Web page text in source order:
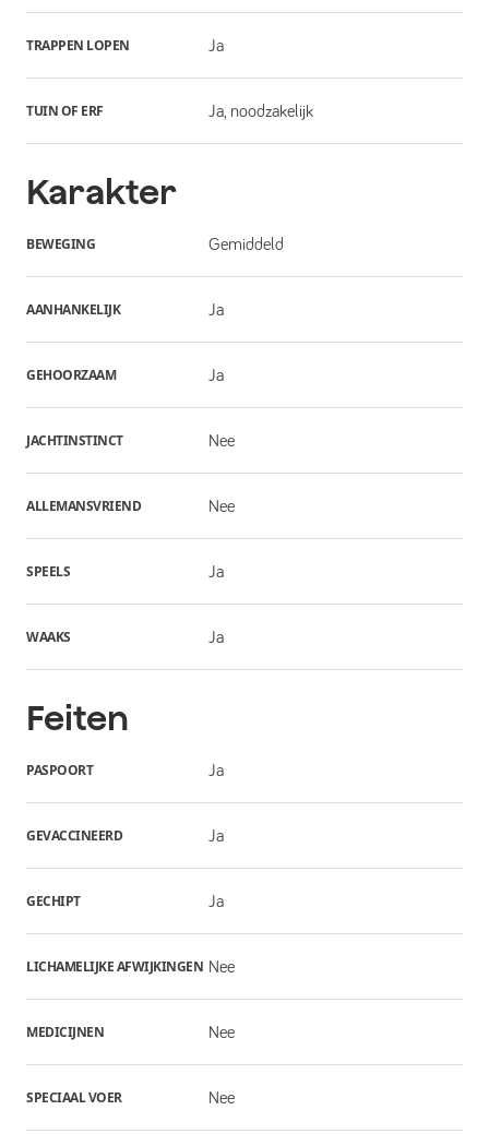
TRAPPEN LOPEN Ja
TUIN OF ERF Ja, noodzakelijk
Karakter
BEWEGING Gemiddeld
AANHANKELIJK Ja
GEHOORZAAM Ja
JACHTINSTINCT Nee
ALLEMANSVRIEND Nee
SPEELS Ja
WAAKS Ja
Feiten
PASPOORT Ja
GEVACCINEERD Ja
GECHIPT Ja
LICHAMELIJKE AFWIJKINGEN Nee
MEDICIJNEN Nee
SPECIAAL VOER Nee